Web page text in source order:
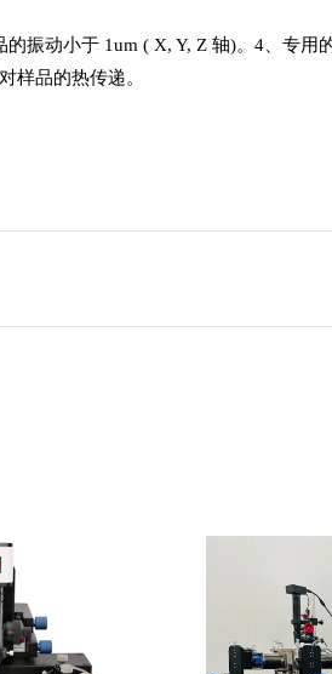
振动小于 1um ( X, Y, Z 轴)。4、专用
样品的热传递。